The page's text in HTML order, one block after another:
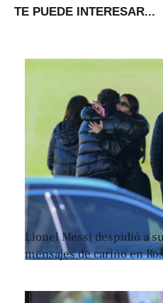
TE PUEDE INTERESAR...
Lionel Messi despidió a
mensajes de cariño en